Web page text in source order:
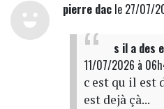
pierre dacle 27/07/
s il a des
11/07/2026 à
c est qu il est
est dejà çà...